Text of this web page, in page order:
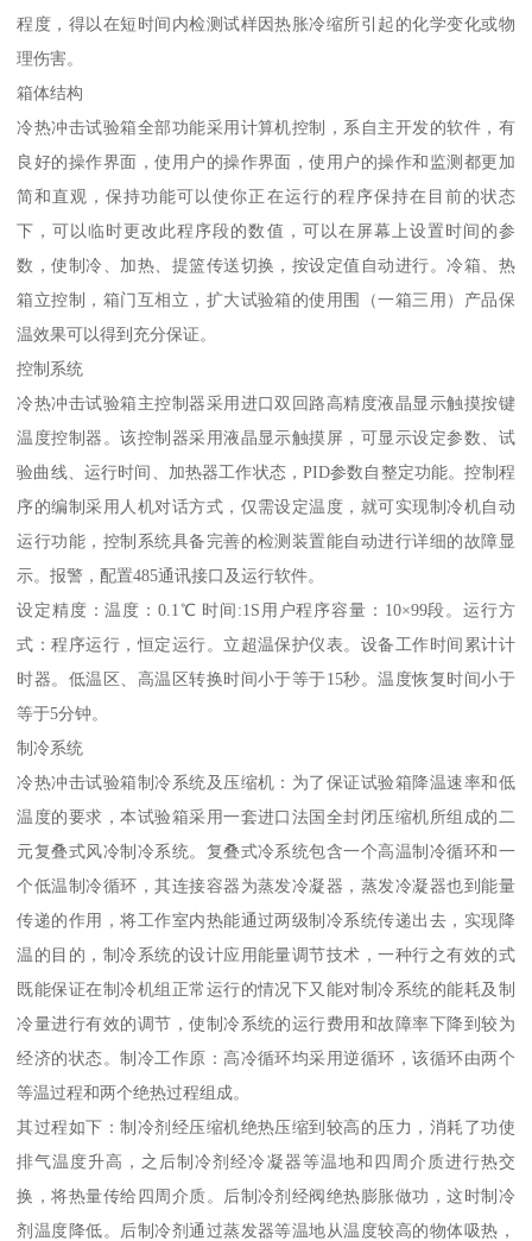
程度，得以在短时间内检测试样因热胀冷缩所引起的化学变化或物
理伤害。
箱体结构
冷热冲击试验箱全部功能采用计算机控制，系自主开发的软件，有
良好的操作界面，使用户的操作界面，使用户的操作和监测都更加
简和直观，保持功能可以使你正在运行的程序保持在目前的状态
下，可以临时更改此程序段的数值，可以在屏幕上设置时间的参
数，使制冷、加热、提篮传送切换，按设定值自动进行。冷箱、热
箱立控制，箱门互相立，扩大试验箱的使用围（一箱三用）产品保
温效果可以得到充分保证。
控制系统
冷热冲击试验箱主控制器采用进口双回路高精度液晶显示触摸按键
温度控制器。该控制器采用液晶显示触摸屏，可显示设定参数、试
验曲线、运行时间、加热器工作状态，PID参数自整定功能。控制程
序的编制采用人机对话方式，仅需设定温度，就可实现制冷机自动
运行功能，控制系统具备完善的检测装置能自动进行详细的故障显
示。报警，配置485通讯接口及运行软件。
设定精度：温度：0.1℃ 时间:1S用户程序容量：10×99段。运行方
式：程序运行，恒定运行。立超温保护仪表。设备工作时间累计计
时器。低温区、高温区转换时间小于等于15秒。温度恢复时间小于
等于5分钟。
制冷系统
冷热冲击试验箱制冷系统及压缩机：为了保证试验箱降温速率和低
温度的要求，本试验箱采用一套进口法国全封闭压缩机所组成的二
元复叠式风冷制冷系统。复叠式冷系统包含一个高温制冷循环和一
个低温制冷循环，其连接容器为蒸发冷凝器，蒸发冷凝器也到能量
传递的作用，将工作室内热能通过两级制冷系统传递出去，实现降
温的目的，制冷系统的设计应用能量调节技术，一种行之有效的式
既能保证在制冷机组正常运行的情况下又能对制冷系统的能耗及制
冷量进行有效的调节，使制冷系统的运行费用和故障率下降到较为
经济的状态。制冷工作原：高冷循环均采用逆循环，该循环由两个
等温过程和两个绝热过程组成。
其过程如下：制冷剂经压缩机绝热压缩到较高的压力，消耗了功使
排气温度升高，之后制冷剂经冷凝器等温地和四周介质进行热交
换，将热量传给四周介质。后制冷剂经阀绝热膨胀做功，这时制冷
剂温度降低。后制冷剂通过蒸发器等温地从温度较高的物体吸热，